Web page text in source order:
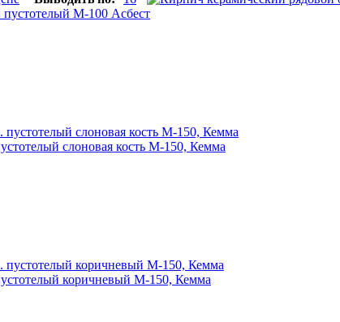
М-100 Асбест
слоновая кость М-150, Кемма
коричневый М-150, Кемма